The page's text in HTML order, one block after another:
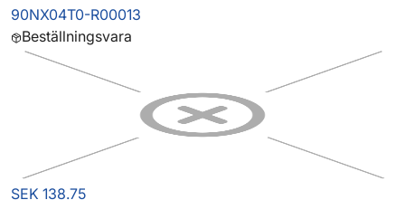
90NX04T0-R00013
Beställningsvara
SEK 138.75